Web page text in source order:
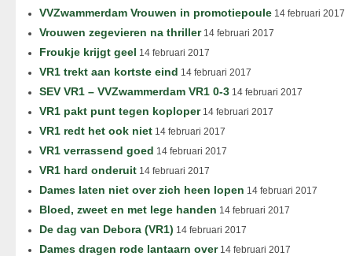
VVZwammerdam Vrouwen in promotiepoule 14 februari 2017
Vrouwen zegevieren na thriller14 februari 2017
Froukje krijgt geel 14 februari 2017
VR1 trekt aan kortste eind 14 februari 2017
SEV VR1 – VVZwammerdam VR1 0-3 14 februari 2017
VR1 pakt punt tegen koploper14 februari 2017
VR1 redt het ook niet 14 februari 2017
VR1 verrassend goed 14 februari 2017
VR1 hard onderuit 14 februari 2017
Dames laten niet over zich heen lopen 14 februari 2017
Bloed, zweet en met lege handen 14 februari 2017
De dag van Debora (VR1) 14 februari 2017
Dames dragen rode lantaarn over14 februari 2017